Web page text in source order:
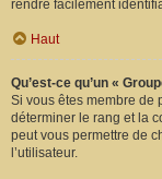
rendre facilement
Haut
Qu’est-ce qu’un «
Si vous êtes membre de
déterminer le rang et la
peut vous permettre de
l’utilisateur.